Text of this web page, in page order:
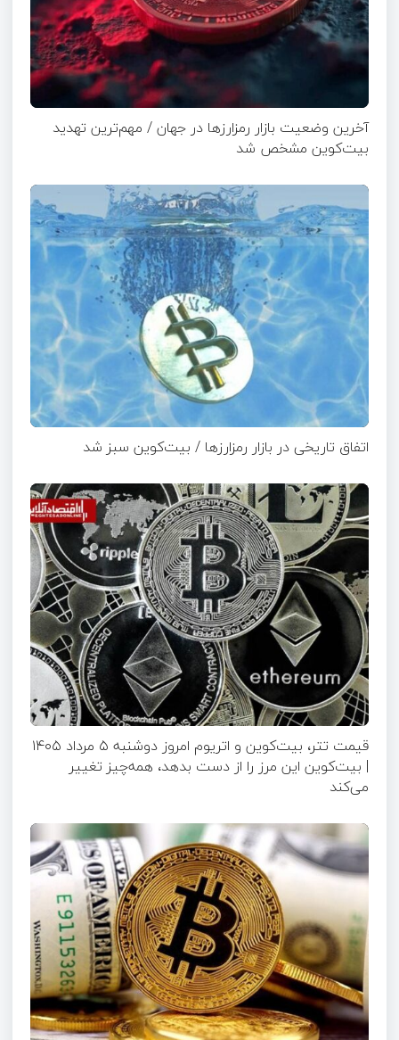
آخرین وضعیت بازار رمزارزها در جهان / مهم‌ترین تهدید
بیت‌کوین مشخص شد
اتفاق تاریخی در بازار رمزارزها / بیت‌کوین سبز شد
قیمت تتر، بیت‌کوین و اتریوم امروز دوشنبه ۵ مرداد ۱۴۰۵
| بیت‌کوین این مرز را از دست بدهد، همه‌چیز تغییر
می‌کند